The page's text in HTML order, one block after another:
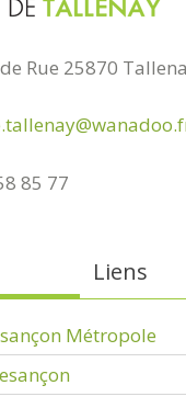
Rue 25870
85 77
Liens
Métropole